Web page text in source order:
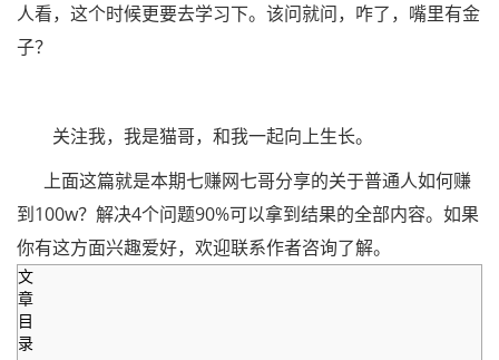
人看，这个时候更要去学习下。该问就问，咋了，嘴里有金
子？
关注我，我是猫哥，和我一起向上生长。
上面这篇就是本期七赚网七哥分享的关于普通人如何赚
到100w？解决4个问题90%可以拿到结果的全部内容。如果
你有这方面兴趣爱好，欢迎联系作者咨询了解。
文
章
目
录